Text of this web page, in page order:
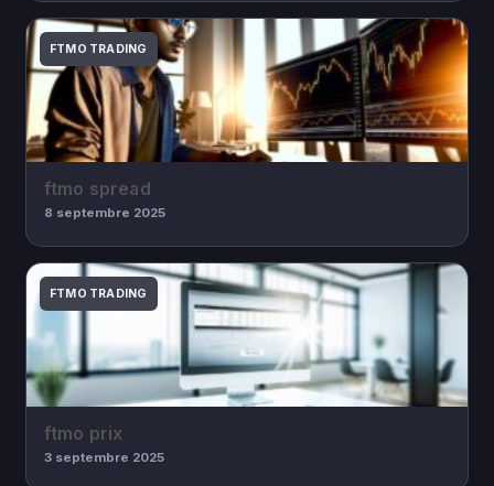
FTMO TRADING
ftmo spread
8 septembre 2025
FTMO TRADING
ftmo prix
3 septembre 2025